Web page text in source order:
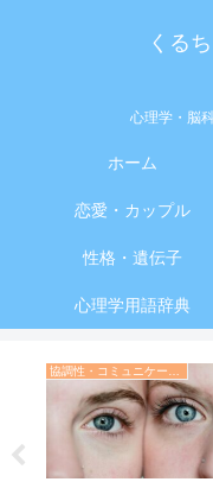
くる
心理学・脳
ホーム
恋愛・カップル
性格・遺伝子
心理学用語辞典